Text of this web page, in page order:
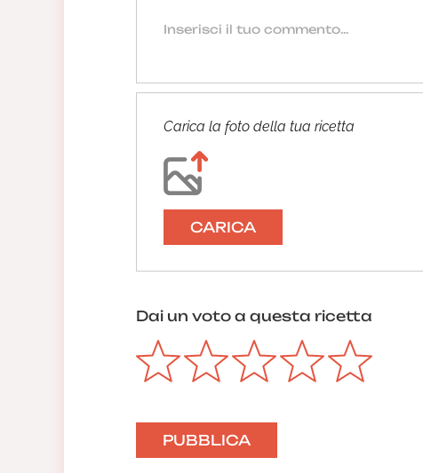
Carica la foto della tua ricetta
CARICA
Dai un voto a questa ricetta